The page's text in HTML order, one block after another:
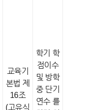
교육기
본법 제
16조
(고유식
학기 학
점이수
및 방학
중 단기
연수 를